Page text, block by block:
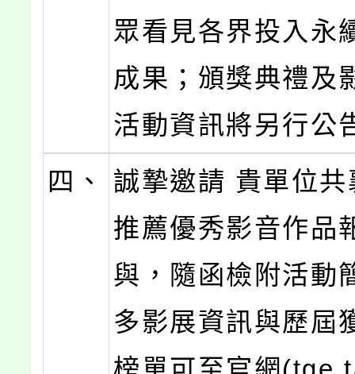
眾看見各界投入永
成果；頒獎典禮及
活動資訊將另行公
四、
誠摯邀請 貴單位
推薦優秀影音作品
與，隨函檢附活動
多影展資訊與歷屆